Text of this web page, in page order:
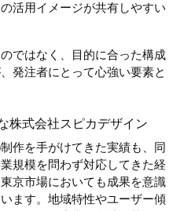
活用イメージが共有しやすい
ではなく、目的に合った構成
発注者にとって心強い要素と
株式会社スピカデザイン
作を手がけてきた実績も、同
規模を問わず対応してきた経
京市場においても成果を意識
ます。地域特性やユーザー傾